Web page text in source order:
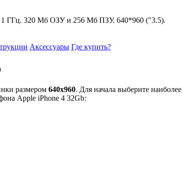
1 ГГц. 320 Мб ОЗУ и 256 Мб ПЗУ. 640*960 ("3.5).
Аксессуары Где купить?
размером 640x960. Для начала выберите наиболее
Apple iPhone 4 32Gb: